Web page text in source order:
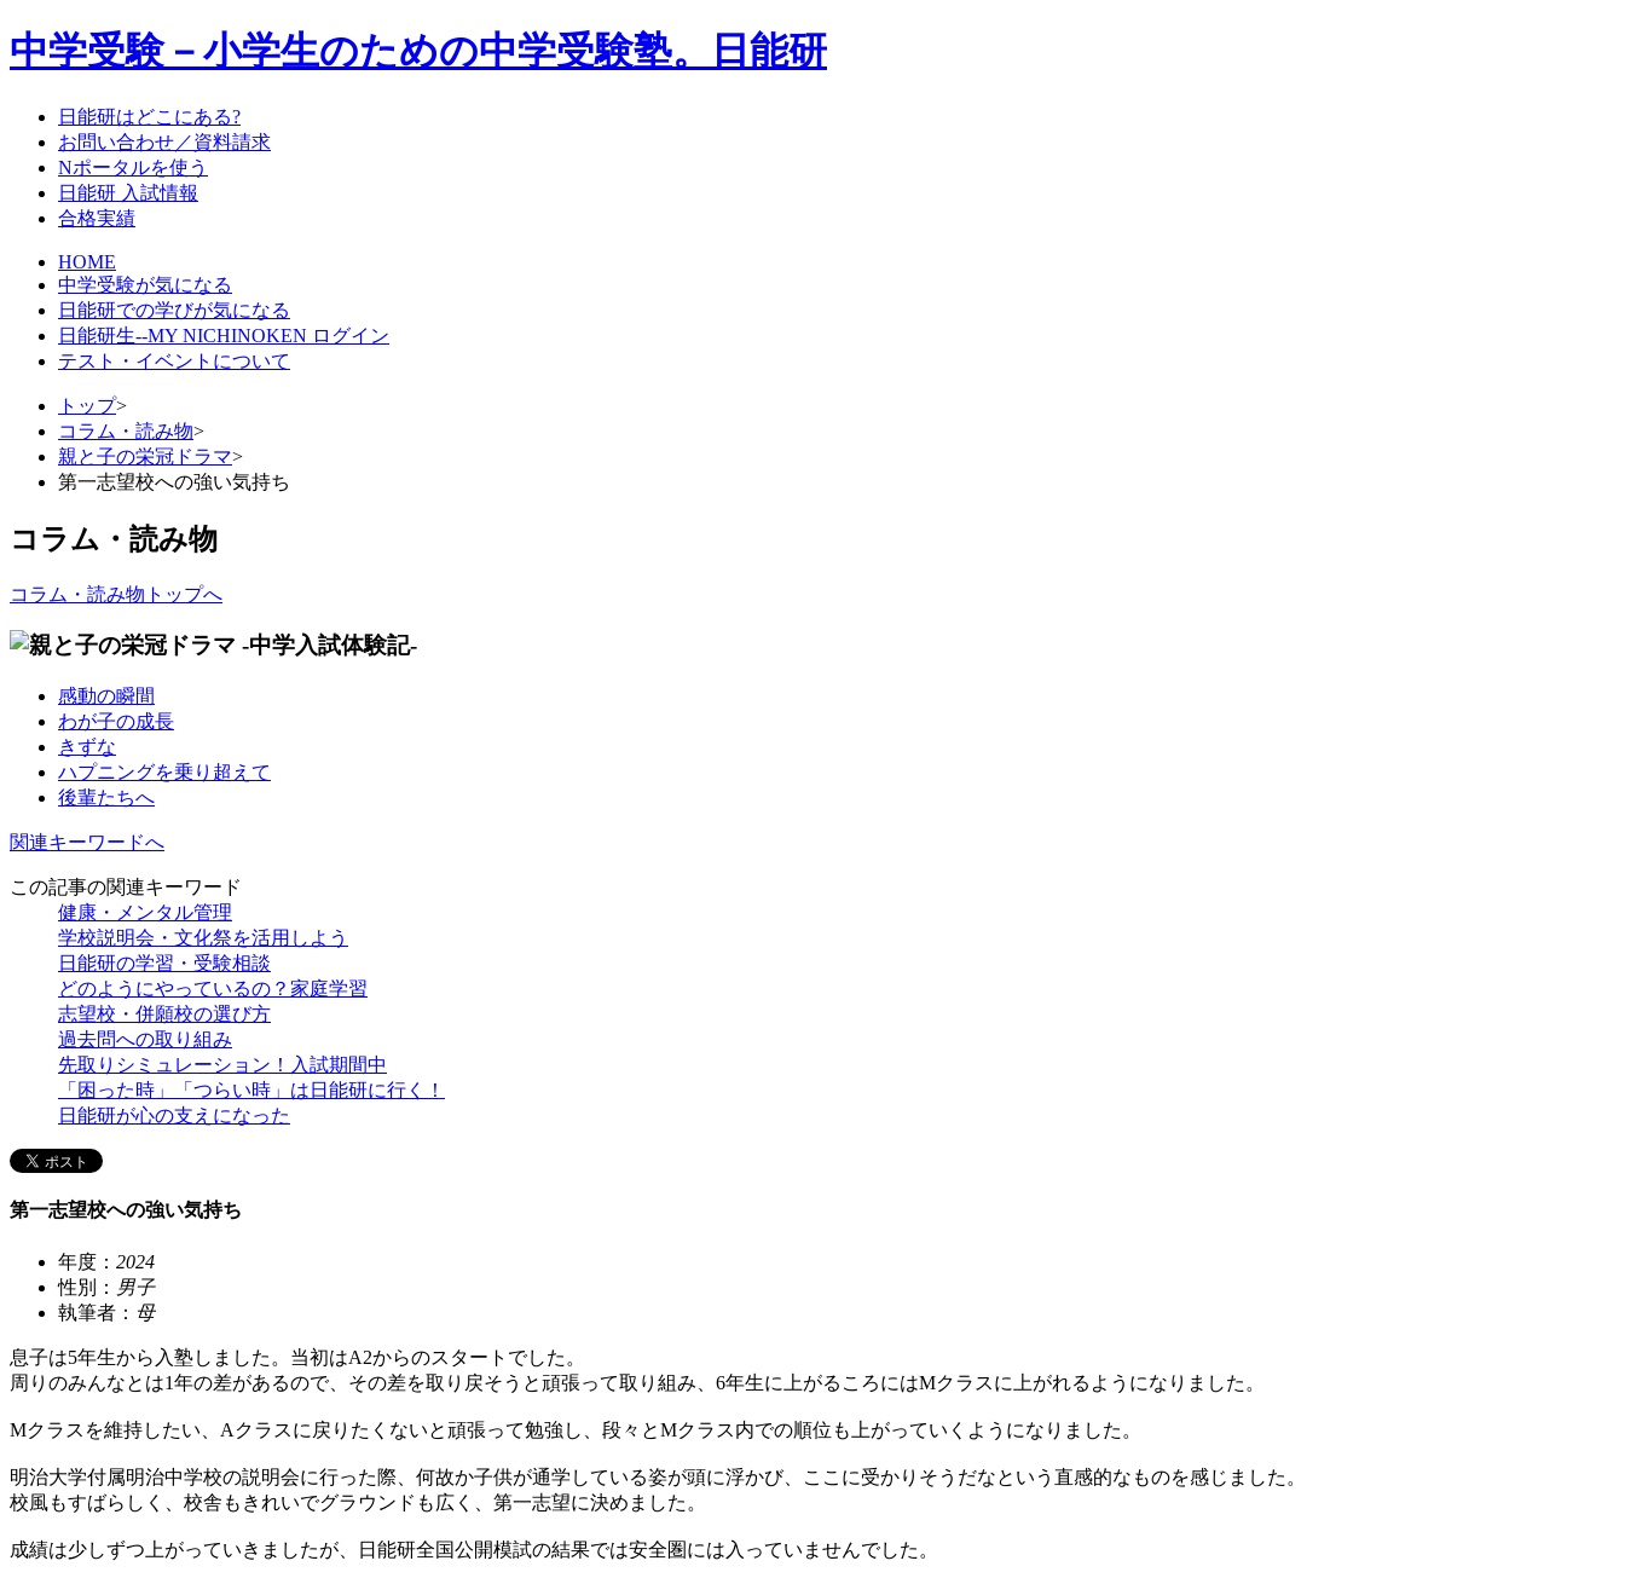
中学受験－小学生のための中学受験塾。日能研
日能研はどこにある?
お問い合わせ／資料請求
Nポータルを使う
日能研 入試情報
合格実績
HOME
中学受験が気になる
日能研での学びが気になる
日能研生--MY NICHINOKEN ログイン
テスト・イベントについて
トップ>
コラム・読み物>
親と子の栄冠ドラマ>
第一志望校への強い気持ち
コラム・読み物
コラム・読み物トップへ
感動の瞬間
わが子の成長
きずな
ハプニングを乗り超えて
後輩たちへ
関連キーワードへ
この記事の関連キーワード
健康・メンタル管理
学校説明会・文化祭を活用しよう
日能研の学習・受験相談
どのようにやっているの？家庭学習
志望校・併願校の選び方
過去問への取り組み
先取りシミュレーション！入試期間中
「困った時」「つらい時」は日能研に行く！
日能研が心の支えになった
第一志望校への強い気持ち
年度： 2024
性別： 男子
執筆者： 母
息子は5年生から入塾しました。当初はA2からのスタートでした。
周りのみんなとは1年の差があるので、その差を取り戻そうと頑張って取り組み、6年生に上がるころにはMクラスに上がれるようになりました。
Mクラスを維持したい、Aクラスに戻りたくないと頑張って勉強し、段々とMクラス内での順位も上がっていくようになりました。
明治大学付属明治中学校の説明会に行った際、何故か子供が通学している姿が頭に浮かび、ここに受かりそうだなという直感的なものを感じました。
校風もすばらしく、校舎もきれいでグラウンドも広く、第一志望に決めました。
成績は少しずつ上がっていきましたが、日能研全国公開模試の結果では安全圏には入っていませんでした。